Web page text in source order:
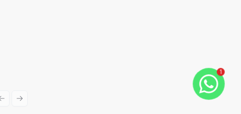
Previous slide
Next slide
1